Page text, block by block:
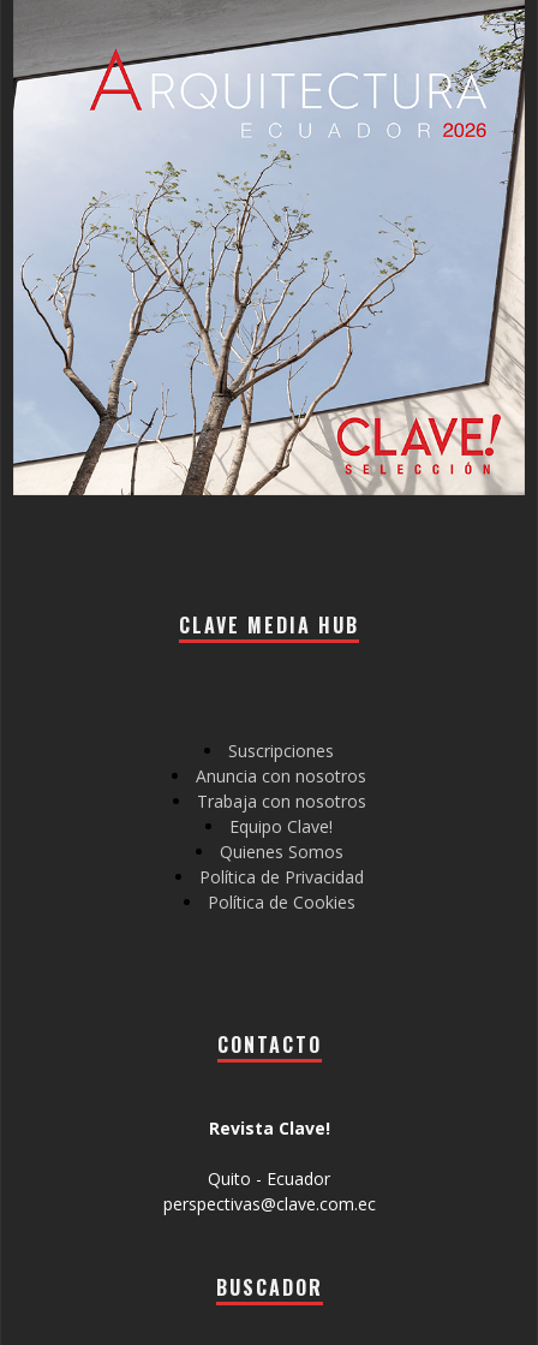
CLAVE MEDIA HUB
Suscripciones
Anuncia con nosotros
Trabaja con nosotros
Equipo Clave!
Quienes Somos
Política de Privacidad
Política de Cookies
CONTACTO
Revista Clave!
Quito - Ecuador
perspectivas@clave.com.ec
BUSCADOR